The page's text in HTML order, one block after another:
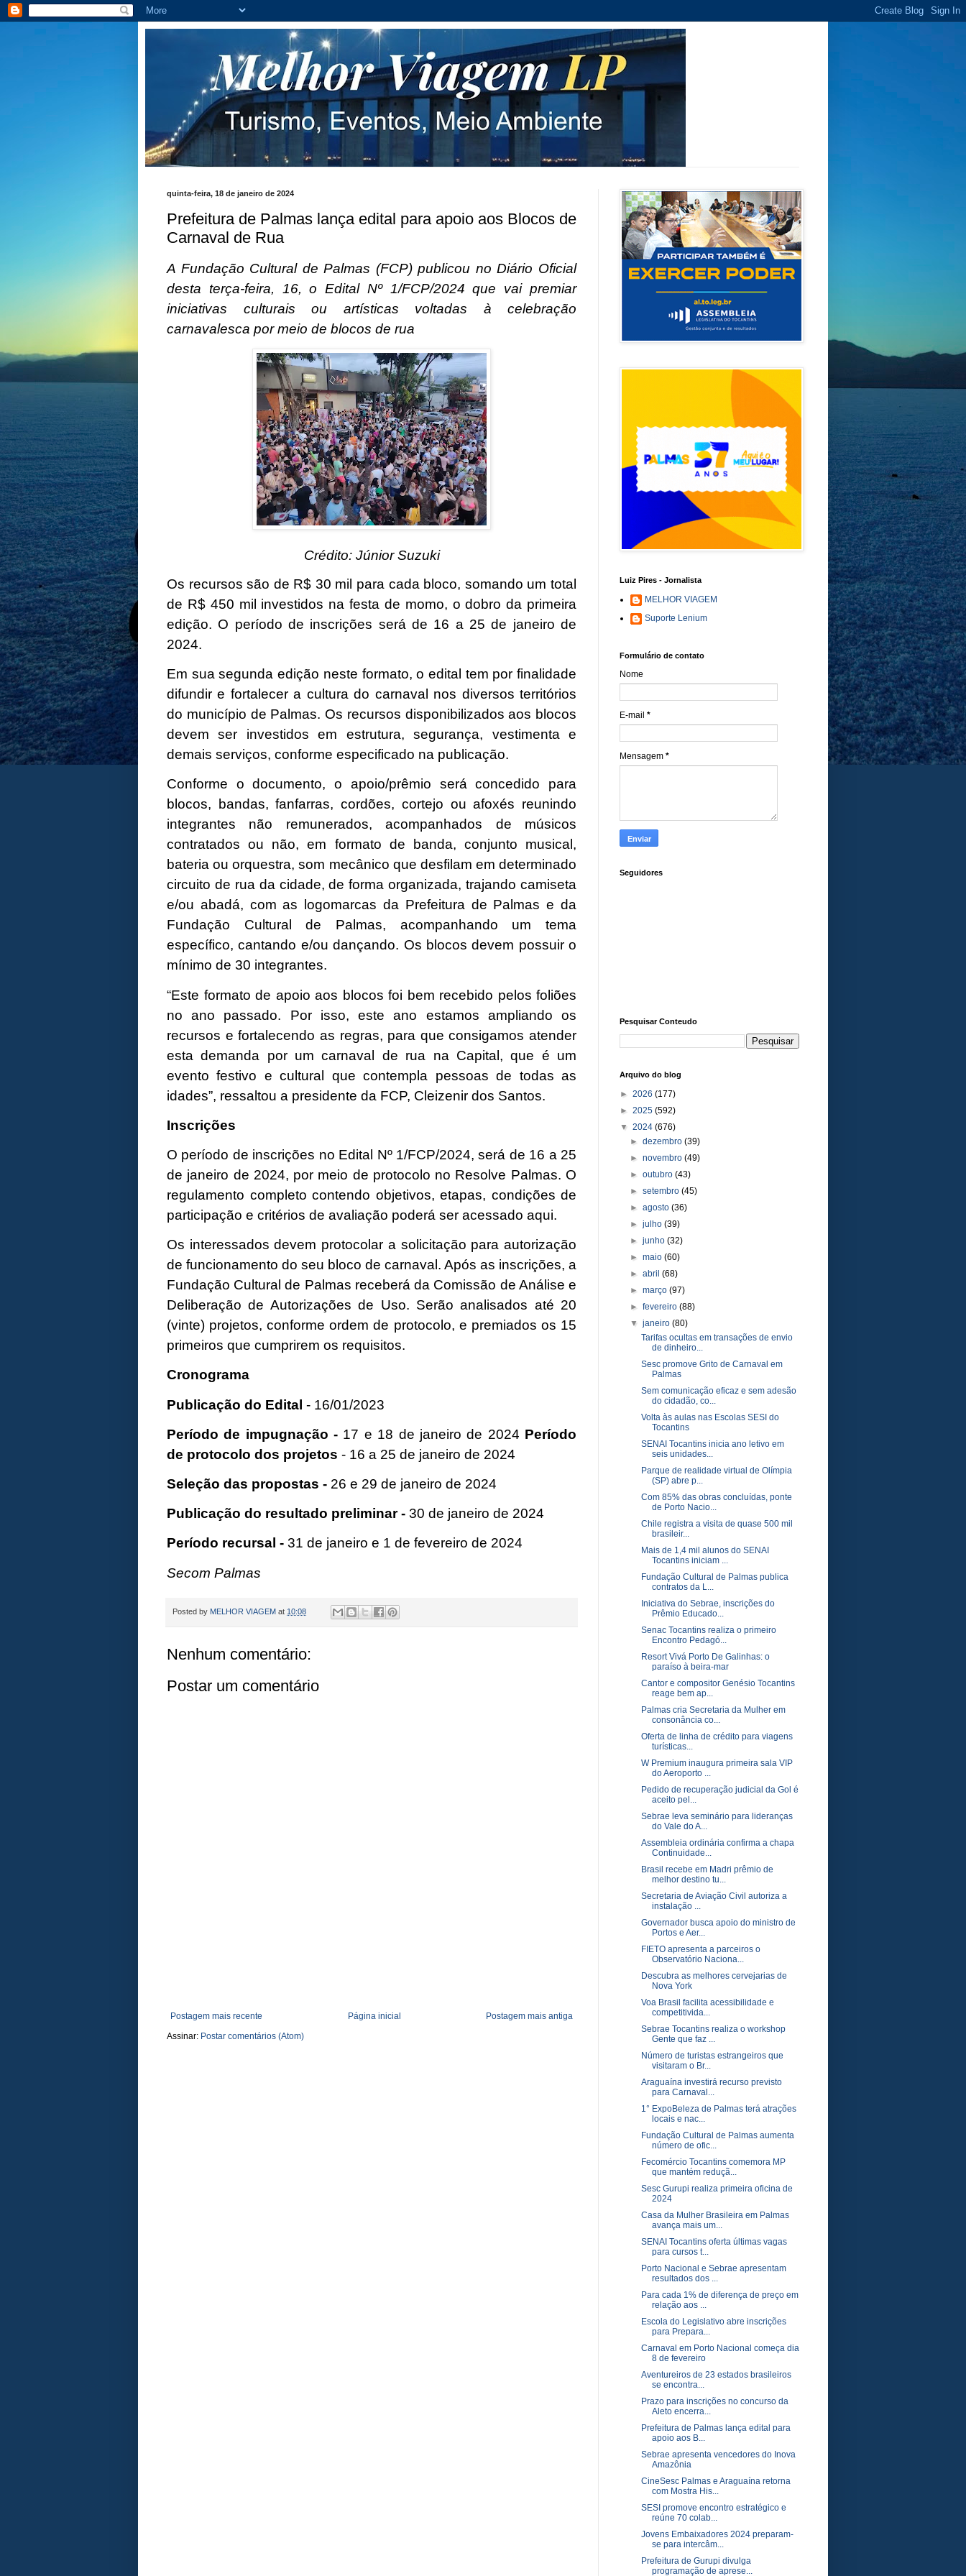
quinta-feira, 18 de janeiro de 2024
Prefeitura de Palmas lança edital para apoio aos Blocos de
Carnaval de Rua
A Fundação Cultural de Palmas (FCP) publicou noDiário Oficial
desta terça-feira, 16, oEdital Nº 1/FCP/2024 que vai premiar
iniciativas culturais ou artísticas voltadas à celebração
carnavalesca por meio de blocos de rua
Crédito: Júnior Suzuki
Os recursos são de R$ 30 mil para cada bloco, somando um total
de R$ 450 mil investidos na festa de momo, o dobro da primeira
edição. O período de inscrições será de 16 a 25 de janeiro de
2024.
Em sua segunda edição neste formato, o edital tem por finalidade
difundir e fortalecer a cultura do carnaval nos diversos territórios
do município de Palmas. Os recursos disponibilizados aos blocos
devem ser investidos em estrutura, segurança, vestimenta e
demais serviços, conforme especificado na publicação.
Conforme o documento, o apoio/prêmio será concedido para
blocos, bandas, fanfarras, cordões, cortejo ou afoxés reunindo
integrantes não remunerados, acompanhados de músicos
contratados ou não, em formato de banda, conjunto musical,
bateria ou orquestra, som mecânico que desfilam em determinado
circuito de rua da cidade, de forma organizada, trajando camiseta
e/ou abadá, com as logomarcas da Prefeitura de Palmas e da
Fundação Cultural de Palmas, acompanhando um tema
específico, cantando e/ou dançando. Os blocos devem possuir o
mínimo de 30 integrantes.
“Este formato de apoio aos blocos foi bem recebido pelos foliões
no ano passado. Por isso, este ano estamos ampliando os
recursos e fortalecendo as regras, para que consigamos atender
esta demanda por um carnaval de rua na Capital, que é um
evento festivo e cultural que contempla pessoas de todas as
idades”, ressaltou a presidente da FCP, Cleizenir dos Santos.
Inscrições
O período de inscrições no Edital Nº 1/FCP/2024, será de 16 a 25
de janeiro de 2024, por meio de protocolo no Resolve Palmas. O
regulamento completo contendo objetivos, etapas, condições de
participação e critérios de avaliação poderá ser acessado aqui.
Os interessados devem protocolar a solicitação para autorização
de funcionamento do seu bloco de carnaval. Após as inscrições, a
Fundação Cultural de Palmas receberá da Comissão de Análise e
Deliberação de Autorizações de Uso. Serão analisados até 20
(vinte) projetos, conforme ordem de protocolo, e premiados os 15
primeiros que cumprirem os requisitos.
Cronograma
Publicação do Edital - 16/01/2023
Período de impugnação - 17 e 18 de janeiro de 2024 Período
de protocolo dos projetos - 16 a 25 de janeiro de 2024
Seleção das propostas - 26 e 29 de janeiro de 2024
Publicação do resultado preliminar - 30 de janeiro de 2024
Período recursal - 31 de janeiro e 1 de fevereiro de 2024
Secom Palmas
Posted by MELHOR VIAGEM at 10:08
Nenhum comentário:
Postar um comentário
Postagem mais recente Postagem mais antiga
Página inicial
Assinar: Postar comentários (Atom)
Luiz Pires - Jornalista
MELHOR VIAGEM
Suporte Lenium
Formulário de contato
Nome
E-mail *
Mensagem *
Seguidores
Pesquisar Conteudo
Arquivo do blog
► 2026 (177)
► 2025 (592)
▼ 2024 (676)
►dezembro(39)
►novembro(49)
►outubro(43)
►setembro(45)
►agosto(36)
►julho(39)
►junho(32)
►maio(60)
►abril(68)
►março(97)
►fevereiro(88)
▼janeiro(80)
Tarifas ocultas em transações de envio
de dinheiro...
Sesc promove Grito de Carnaval em
Palmas
Sem comunicação eficaz e sem adesão
do cidadão, co...
Volta às aulas nas Escolas SESI do
Tocantins
SENAI Tocantins inicia ano letivo em
seis unidades...
Parque de realidade virtual de Olímpia
(SP) abre p...
Com 85% das obras concluídas, ponte
de Porto Nacio...
Chile registra a visita de quase 500 mil
brasileir...
Mais de 1,4 mil alunos do SENAI
Tocantins iniciam ...
Fundação Cultural de Palmas publica
contratos da L...
Iniciativa do Sebrae, inscrições do
Prêmio Educado...
Senac Tocantins realiza o primeiro
Encontro Pedagó...
Resort Vivá Porto De Galinhas: o
paraíso à beira-mar
Cantor e compositor Genésio Tocantins
reage bem ap...
Palmas cria Secretaria da Mulher em
consonância co...
Oferta de linha de crédito para viagens
turísticas...
W Premium inaugura primeira sala VIP
do Aeroporto ...
Pedido de recuperação judicial da Gol é
aceito pel...
Sebrae leva seminário para lideranças
do Vale do A...
Assembleia ordinária confirma a chapa
Continuidade...
Brasil recebe em Madri prêmio de
melhor destino tu...
Secretaria de Aviação Civil autoriza a
instalação ...
Governador busca apoio do ministro de
Portos e Aer...
FIETO apresenta a parceiros o
Observatório Naciona...
Descubra as melhores cervejarias de
Nova York
Voa Brasil facilita acessibilidade e
competitivida...
Sebrae Tocantins realiza o workshop
Gente que faz ...
Número de turistas estrangeiros que
visitaram o Br...
Araguaína investirá recurso previsto
para Carnaval...
1° ExpoBeleza de Palmas terá atrações
locais e nac...
Fundação Cultural de Palmas aumenta
número de ofic...
Fecomércio Tocantins comemora MP
que mantém reduçã...
Sesc Gurupi realiza primeira oficina de
2024
Casa da Mulher Brasileira em Palmas
avança mais um...
SENAI Tocantins oferta últimas vagas
para cursos t...
Porto Nacional e Sebrae apresentam
resultados dos ...
Para cada 1% de diferença de preço em
relação aos ...
Escola do Legislativo abre inscrições
para Prepara...
Carnaval em Porto Nacional começa dia
8 de fevereiro
Aventureiros de 23 estados brasileiros
se encontra...
Prazo para inscrições no concurso da
Aleto encerra...
Prefeitura de Palmas lança edital para
apoio aos B...
Sebrae apresenta vencedores do Inova
Amazônia
CineSesc Palmas e Araguaína retorna
com Mostra His...
SESI promove encontro estratégico e
reúne 70 colab...
Jovens Embaixadores 2024 preparam-
se para intercâm...
Prefeitura de Gurupi divulga
programação de aprese...